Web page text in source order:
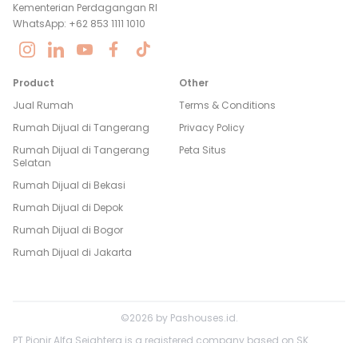
Kementerian Perdagangan RI
WhatsApp: +62 853 1111 1010
Product
Jual Rumah
Rumah Dijual di Tangerang
Rumah Dijual di Tangerang
Selatan
Rumah Dijual di Bekasi
Rumah Dijual di Depok
Rumah Dijual di Bogor
Rumah Dijual di Jakarta
Other
Terms & Conditions
Privacy Policy
Peta Situs
©2026 by Pashouses.id.
PT Pionir Alfa Sejahtera is a registered company based on SK